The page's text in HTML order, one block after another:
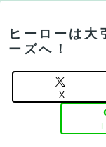
ヒーローは大
ーズへ！
X